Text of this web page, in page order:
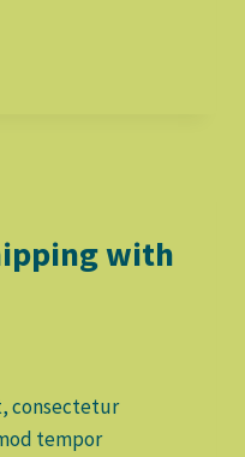
with
consectetur
tempor